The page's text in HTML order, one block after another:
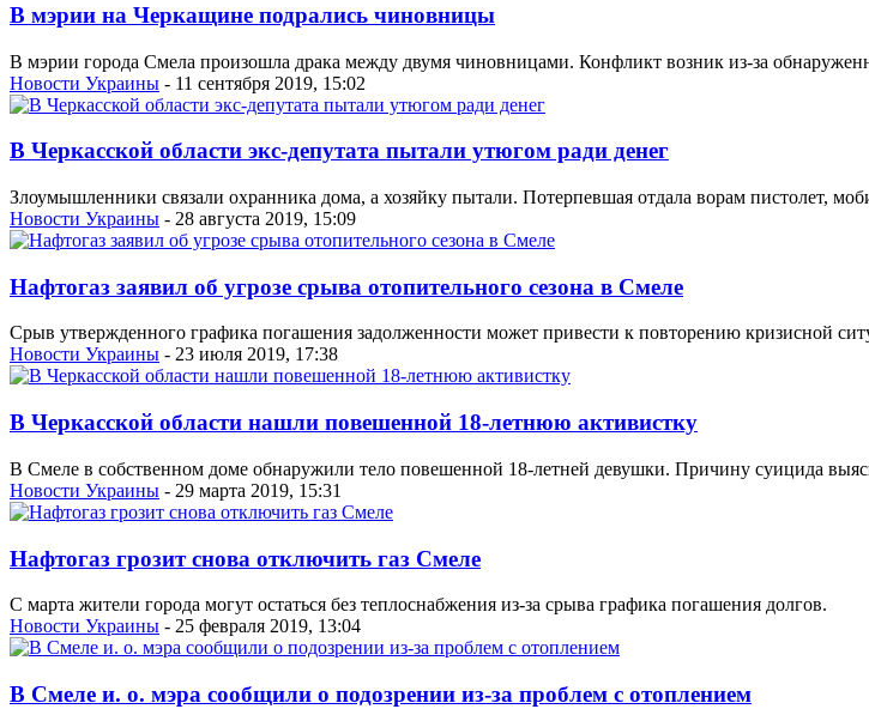
В мэрии на Черкащине подрались чиновницы
В мэрии города Смела произошла драка между двумя чиновницами. Конфликт возник из-за
Новости Украины - 11 сентября 2019, 15:02
В Черкасской области экс-депутата пытали утюгом ради денег
Злоумышленники связали охранника дома, а хозяйку пытали. Потерпевшая отдала ворам пистолет,
Новости Украины - 28 августа 2019, 15:09
Нафтогаз заявил об угрозе срыва отопительного сезона в Смеле
Срыв утвержденного графика погашения задолженности может привести к повторению кризисной
Новости Украины - 23 июля 2019, 17:38
В Черкасской области нашли повешенной 18-летнюю активистку
В Смеле в собственном доме обнаружили тело повешенной 18-летней девушки. Причину суицида
Новости Украины - 29 марта 2019, 15:31
Нафтогаз грозит снова отключить газ Смеле
С марта жители города могут остаться без теплоснабжения из-за срыва графика погашения долгов.
Новости Украины - 25 февраля 2019, 13:04
В Смеле и. о. мэра сообщили о подозрении из-за проблем с отоплением